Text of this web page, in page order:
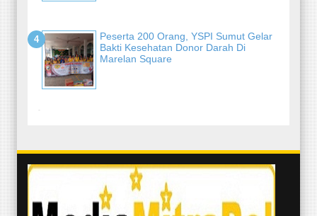
Peserta 200 Orang, YSPI Sumut Gelar
Bakti Kesehatan Donor Darah Di
Marelan Square
-